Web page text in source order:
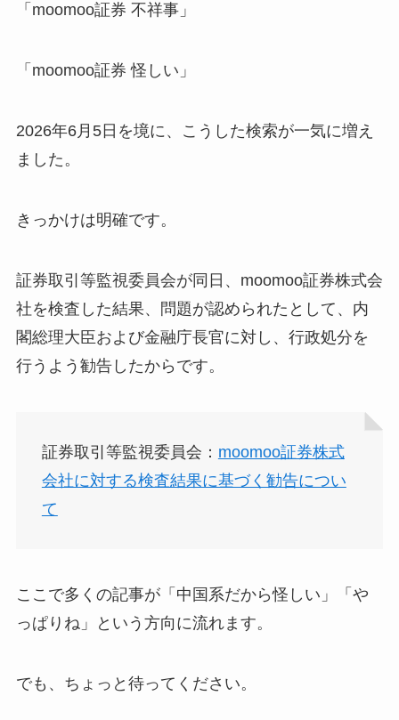
「moomoo証券 不祥事」
「moomoo証券 怪しい」
2026年6月5日を境に、こうした検索が一気に増え
ました。
きっかけは明確です。
証券取引等監視委員会が同日、moomoo証券株式会
社を検査した結果、問題が認められたとして、内
閣総理大臣および金融庁長官に対し、行政処分を
行うよう勧告したからです。
証券取引等監視委員会： moomoo証券株式
会社に対する検査結果に基づく勧告につい
て
ここで多くの記事が「中国系だから怪しい」「や
っぱりね」という方向に流れます。
でも、ちょっと待ってください。